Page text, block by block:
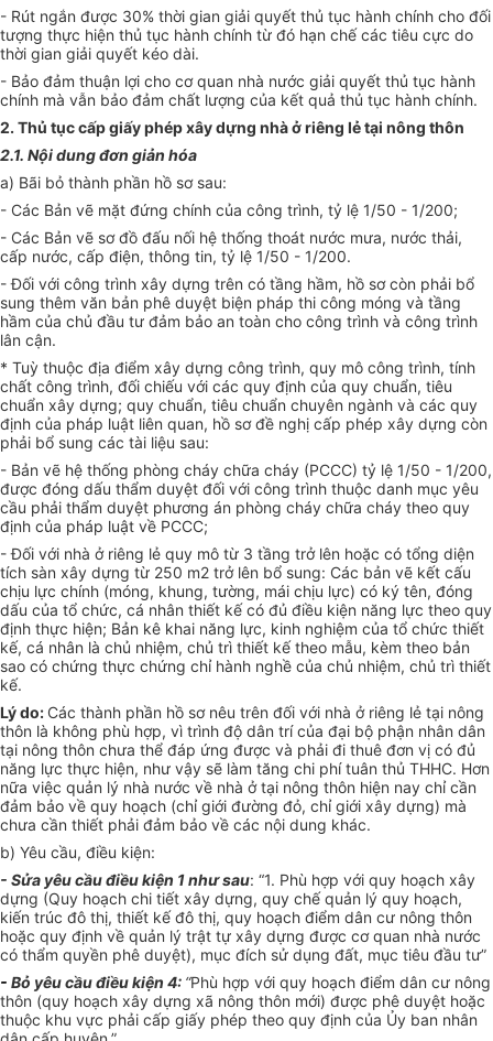
- Rút ngắn được 30% thời gian giải quyết thủ tục hành chính cho đối
tượng thực hiện thủ tục hành chính từ đó hạn chế các tiêu cực do
thời gian giải quyết kéo dài.
- Bảo đảm thuận lợi cho cơ quan nhà nước giải quyết thủ tục hành
chính mà vẫn bảo đảm chất lượng của kết quả thủ tục hành chính.
2. Thủ tục cấp giấy phép xây dựng nhà ở riêng lẻ tại nông thôn
2.1. Nội dung đơn giản hóa
a) Bãi bỏ thành phần hồ sơ sau:
- Các Bản vẽ mặt đứng chính của công trình, tỷ lệ 1/50 - 1/200;
- Các Bản vẽ sơ đồ đấu nối hệ thống thoát nước mưa, nước thải,
cấp nước, cấp điện, thông tin, tỷ lệ 1/50 - 1/200.
- Đối với công trình xây dựng trên có tầng hầm, hồ sơ còn phải bổ
sung thêm văn bản phê duyệt biện pháp thi công móng và tầng
hầm của chủ đầu tư đảm bảo an toàn cho công trình và công trình
lân cận.
* Tuỳ thuộc địa điểm xây dựng công trình, quy mô công trình, tính
chất công trình, đối chiếu với các quy định của quy chuẩn, tiêu
chuẩn xây dựng; quy chuẩn, tiêu chuẩn chuyên ngành và các quy
định của pháp luật liên quan, hồ sơ đề nghị cấp phép xây dựng còn
phải bổ sung các tài liệu sau:
- Bản vẽ hệ thống phòng cháy chữa cháy (PCCC) tỷ lệ 1/50 - 1/200,
được đóng dấu thẩm duyệt đối với công trình thuộc danh mục yêu
cầu phải thẩm duyệt phương án phòng cháy chữa cháy theo quy
định của pháp luật về PCCC;
- Đối với nhà ở riêng lẻ quy mô từ 3 tầng trở lên hoặc có tổng diện
tích sàn xây dựng từ 250 m2 trở lên bổ sung: Các bản vẽ kết cấu
chịu lực chính (móng, khung, tường, mái chịu lực) có ký tên, đóng
dấu của tổ chức, cá nhân thiết kế có đủ điều kiện năng lực theo quy
định thực hiện; Bản kê khai năng lực, kinh nghiệm của tổ chức thiết
kế, cá nhân là chủ nhiệm, chủ trì thiết kế theo mẫu, kèm theo bản
sao có chứng thực chứng chỉ hành nghề của chủ nhiệm, chủ trì thiết
kế.
Lý do: Các thành phần hồ sơ nêu trên đối với nhà ở riêng lẻ tại nông
thôn là không phù hợp, vì trình độ dân trí của đại bộ phận nhân dân
tại nông thôn chưa thể đáp ứng được và phải đi thuê đơn vị có đủ
năng lực thực hiện, như vậy sẽ làm tăng chi phí tuân thủ THHC. Hơn
nữa việc quản lý nhà nước về nhà ở tại nông thôn hiện nay chỉ cần
đảm bảo về quy hoạch (chỉ giới đường đỏ, chỉ giới xây dựng) mà
chưa cần thiết phải đảm bảo về các nội dung khác.
b) Yêu cầu, điều kiện:
- Sửa yêu cầu điều kiện 1 như sau: “1. Phù hợp với quy hoạch xây
dựng (Quy hoạch chi tiết xây dựng, quy chế quản lý quy hoạch,
kiến trúc đô thị, thiết kế đô thị, quy hoạch điểm dân cư nông thôn
hoặc quy định về quản lý trật tự xây dựng được cơ quan nhà nước
có thẩm quyền phê duyệt), mục đích sử dụng đất, mục tiêu đầu tư”
- Bỏ yêu cầu điều kiện 4: “Phù hợp với quy hoạch điểm dân cư nông
thôn (quy hoạch xây dựng xã nông thôn mới) được phê duyệt hoặc
thuộc khu vực phải cấp giấy phép theo quy định của Ủy ban nhân